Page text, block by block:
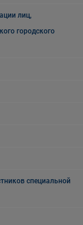
лиц,
городского
специальной